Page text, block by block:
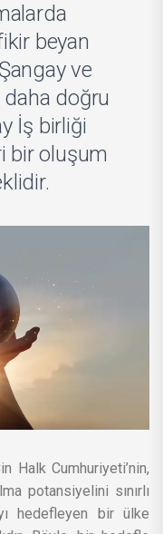
beyan
ve
doğru
İş birliği
bir oluşum
Halk Cumhuriyeti’nin,
potansiyelini sınırlı
hedefleyen bir ülke